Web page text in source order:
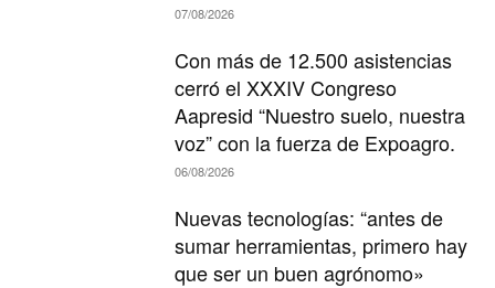
07/08/2026
Con más de 12.500 asistencias
cerró el XXXIV Congreso
Aapresid “Nuestro suelo, nuestra
voz” con la fuerza de Expoagro.
06/08/2026
Nuevas tecnologías: “antes de
sumar herramientas, primero hay
que ser un buen agrónomo»